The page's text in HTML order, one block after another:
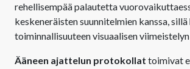
rehellisempää palautetta
keskeneräisten suunnitelmien kanssa,
toiminnallisuuteen visuaalisen viimeistelyn
Ääneen ajattelun protokollat toimivat